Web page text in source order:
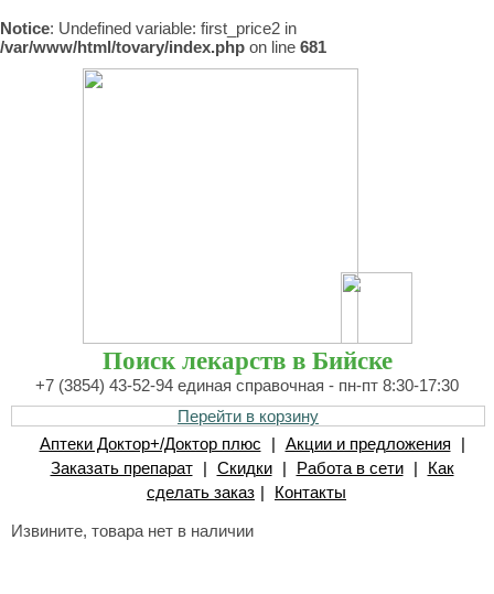
Notice: Undefined variable: first_price2 in
/var/www/html/tovary/index.php on line 681
Поиск лекарств в Бийске
+7 (3854) 43-52-94 единая справочная - пн-пт 8:30-17:30
Перейти в корзину
Аптеки Доктор+/Доктор плюс
| Акции и предложения
|
Заказать препарат
| Скидки | Работа в сети |
Как
сделать заказ | Контакты
Извините, товара нет в наличии